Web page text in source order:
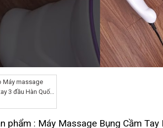
Máy massage
3 đầu Hàn Quốc
phẩm : Máy Massage Bụng Cầm